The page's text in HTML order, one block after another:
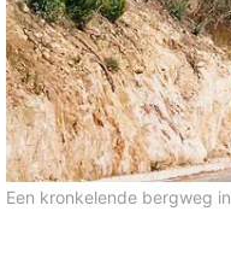
Een kronkelende bergweg